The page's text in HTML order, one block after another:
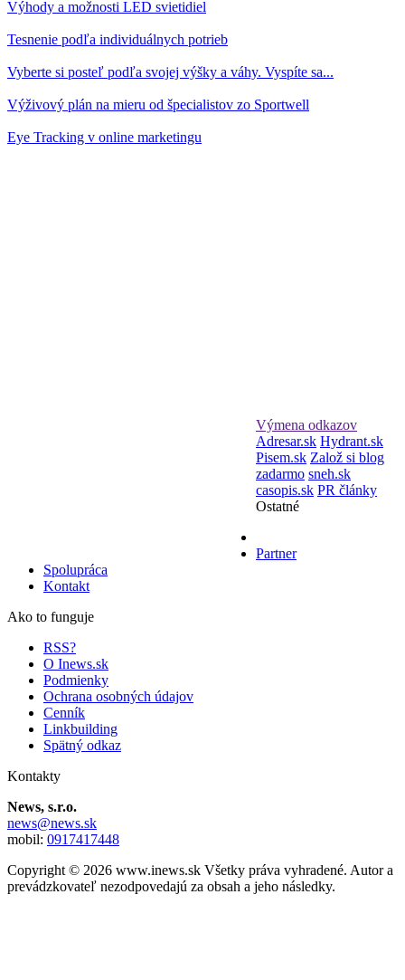
Výhody a možnosti LED svietidiel
Tesnenie podľa individuálnych potrieb
Vyberte si posteľ podľa svojej výšky a váhy. Vyspíte sa...
Výživový plán na mieru od špecialistov zo Sportwell
Eye Tracking v online marketingu
Výmena odkazov
Adresar.sk Hydrant.sk
Pisem.sk Založ si blog
zadarmo sneh.sk
casopis.sk PR články
Ostatné
Partner
Spolupráca
Kontakt
Ako to funguje
RSS?
O Inews.sk
Podmienky
Ochrana osobných údajov
Cenník
Linkbuilding
Spätný odkaz
Kontakty
News, s.r.o.
news@news.sk
mobil: 0917417448
Copyright © 2026 www.inews.sk Všetky práva vyhradené. Autor a
prevádzkovateľ nezodpovedajú za obsah a jeho následky.